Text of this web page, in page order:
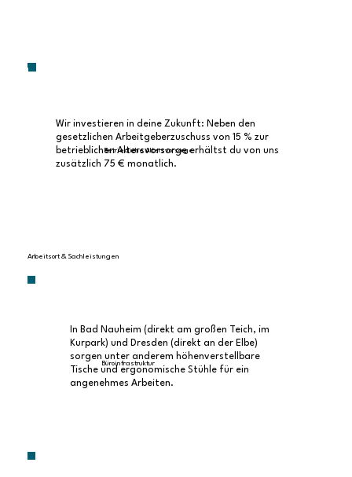
Wir investieren in deine Zukunft: Neben den
gesetzlichen Arbeitgeberzuschuss von 15 % zur
betrieblichen Altersvorsorge erhältst du von uns
zusätzlich 75 € monatlich.
Betriebliche Altersvorsorge
Arbeitsort & Sachleistungen
In Bad Nauheim (direkt am großen Teich, im
Kurpark) und Dresden (direkt an der Elbe)
sorgen unter anderem höhenverstellbare
Tische und ergonomische Stühle für ein
angenehmes Arbeiten.
Büroinfrastruktur